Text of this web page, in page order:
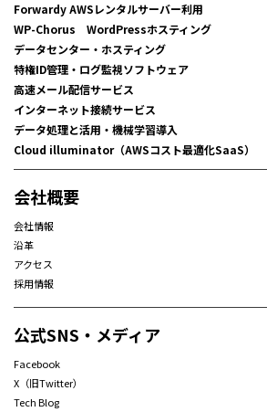
Forwardy AWSレンタルサーバー利用
WP-Chorus WordPressホスティング
データセンター・ホスティング
特権ID管理・ログ監視ソフトウェア
高速メール配信サービス
インターネット接続サービス
データ処理と活用・機械学習導入
Cloud illuminator（AWSコスト最適化SaaS）
会社概要
会社情報
沿革
アクセス
採用情報
公式SNS・メディア
Facebook
X（旧Twitter）
Tech Blog